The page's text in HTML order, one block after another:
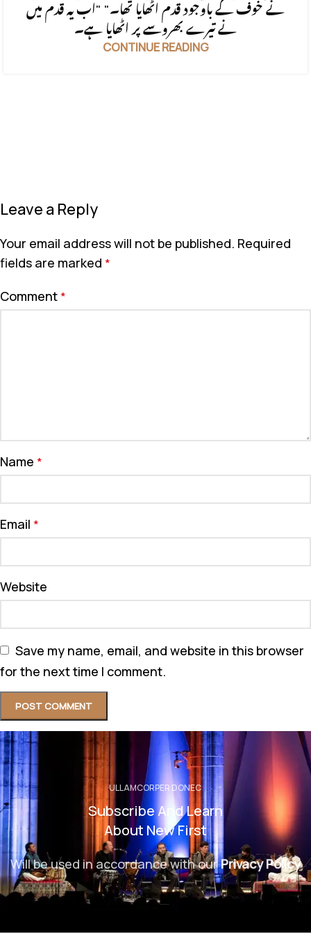
نے خوف کے باوجود قدم اٹھایا تھا۔" "اب یہ قدم میں
نے تیرے بھروسے پر اٹھایا ہے۔
CONTINUE READING
Leave a Reply
Your email address will not be published. Required
fields are marked *
Comment *
Name *
Email *
Website
Save my name, email, and website in this browser
for the next time I comment.
ULLAMCORPER DONEC
Subscribe And Learn
About New First
Will be used in accordance with ourPrivacy Policy